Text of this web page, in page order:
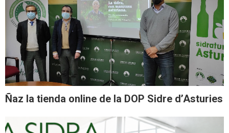
Ñaz la tienda online de la DOP Sidre d’Asturies